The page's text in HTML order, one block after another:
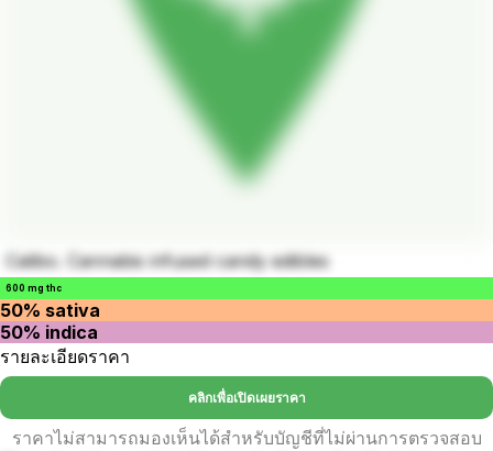
Calibo. Cannabis infused candy edibles
600 mg thc
50% sativa
50% indica
รายละเอียดราคา
คลิกเพื่อเปิดเผยราคา
ราคาไม่สามารถมองเห็นได้สำหรับบัญชีที่ไม่ผ่านการตรวจสอบ